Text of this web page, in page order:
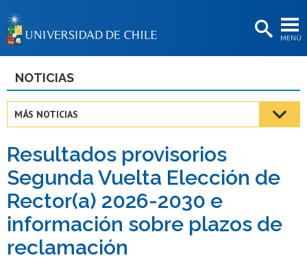
MENÚ
BIBLIOTECAS
Estudiantes
Académicas/os
Funcionarias/os
Egresadas/os
NOTICIAS
MÁS NOTICIAS
Resultados provisorios
Segunda Vuelta Elección de
Rector(a) 2026-2030 e
información sobre plazos de
reclamación